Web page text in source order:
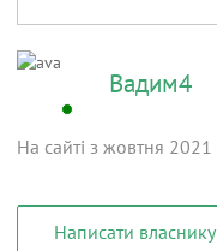
Вадим4
На сайті з жовтня 2021
Написати власнику